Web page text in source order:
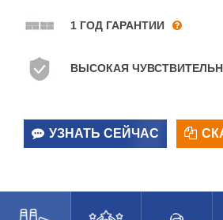
1 ГОД ГАРАНТИИ
ВЫСОКАЯ
УЗНАТЬ СЕЙЧАС